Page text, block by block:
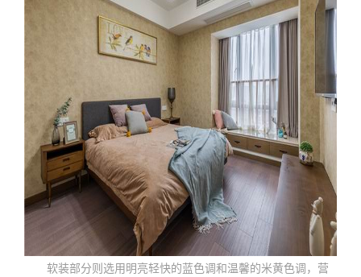
软装部分则选用明亮轻快的蓝色调和温馨的米黄色调，营